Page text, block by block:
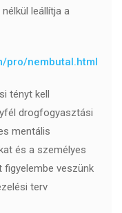
leállítja a
pro/nembutal.html
tényt kell
drogfogyasztási
mentális
és a személyes
veszünk
terv